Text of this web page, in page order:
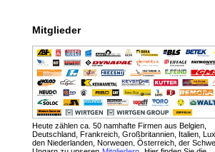
Mitglieder
Heute zählen ca. 50 namhafte Firmen aus Belgien,
Deutschland, Frankreich, Großbritannien, Italien,
den Niederlanden, Norwegen, Österreich, der